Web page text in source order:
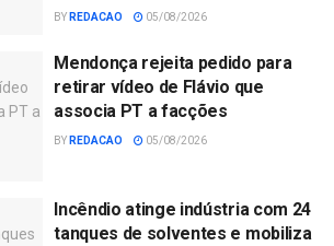
BY REDACAO 05/08/2026
Mendonça rejeita pedido para
retirar vídeo de Flávio que
associa PT a facções
BY REDACAO 05/08/2026
Incêndio atinge indústria com 24
tanques de solventes e mobiliza